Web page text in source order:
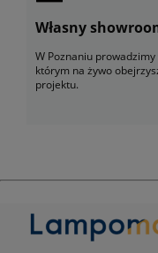
Własny
W Poznaniu prowadzimy
którym na żywo
projektu.